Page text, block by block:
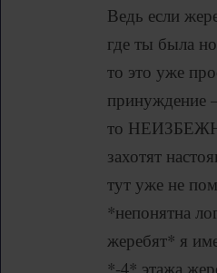
Ведь если
где ты была
то это уже
принуждение
то
захотят
тут уже не
*непонятна
жеребят* я
*-4* этажа